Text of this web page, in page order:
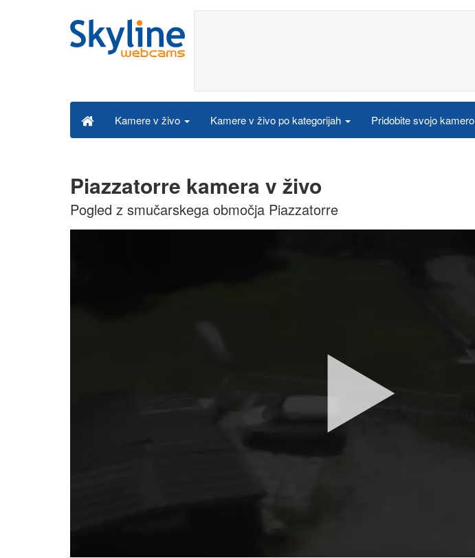
Kamere v živo Kamere v živo po kategorijah Pridobite svojo kamero
Piazzatorre kamera v živo
Pogled z smučarskega območja Piazzatorre